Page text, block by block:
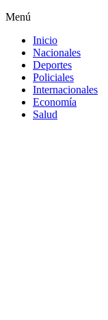
Menú
Inicio
Nacionales
Deportes
Policiales
Internacionales
Economía
Salud